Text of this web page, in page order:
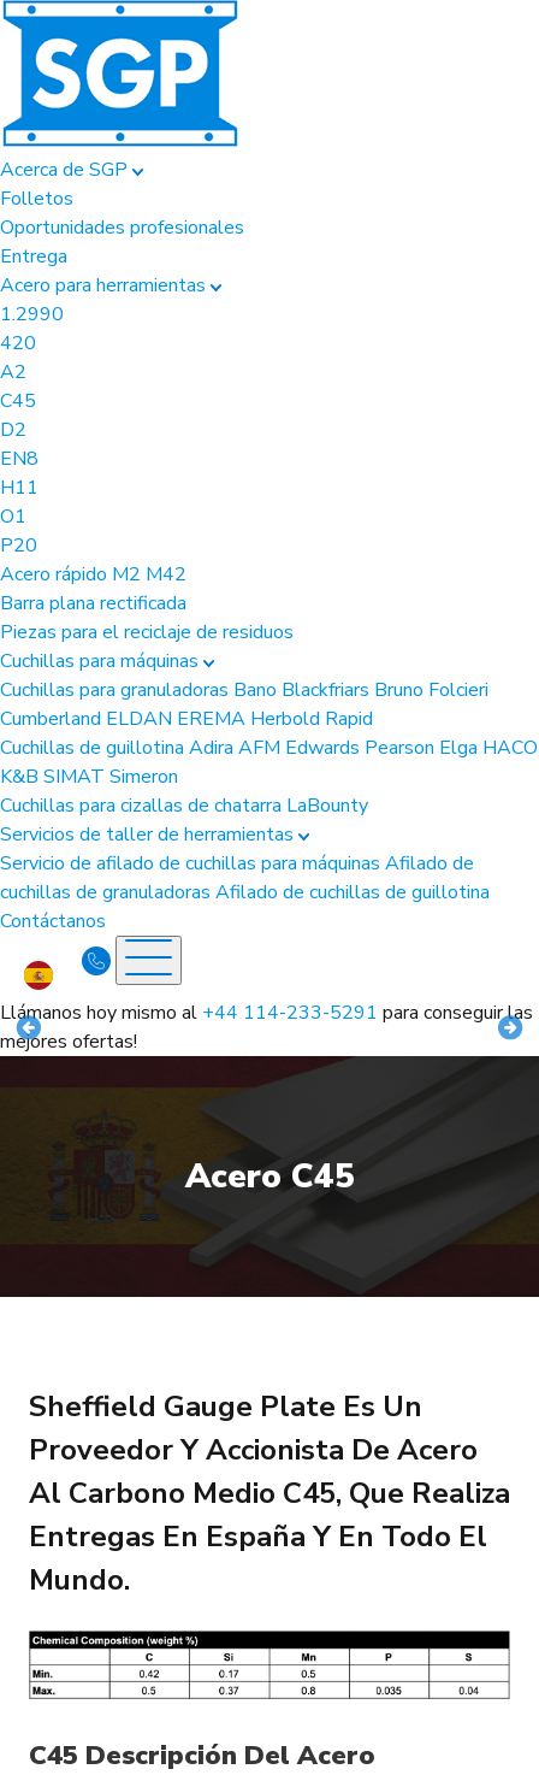
Acerca de SGP
Folletos
Oportunidades profesionales
Entrega
Acero para herramientas
1.2990
420
A2
C45
D2
EN8
H11
O1
P20
Acero rápido M2 M42
Barra plana rectificada
Piezas para el reciclaje de residuos
Cuchillas para máquinas
Cuchillas para granuladoras Bano Blackfriars Bruno Folcieri
Cumberland ELDAN EREMA Herbold Rapid
Cuchillas de guillotina Adira AFM Edwards Pearson Elga HACO
K&B SIMAT Simeron
Cuchillas para cizallas de chatarra LaBounty
Servicios de taller de herramientas
Servicio de afilado de cuchillas para máquinas Afilado de
cuchillas de granuladoras Afilado de cuchillas de guillotina
Contáctanos
Llámanos hoy mismo al +44 114-233-5291 para conseguir las
mejores ofertas!
Acero C45
Sheffield Gauge Plate Es Un
Proveedor Y Accionista De Acero
Al Carbono Medio C45, Que Realiza
Entregas En España Y En Todo El
Mundo.
C45 Descripción Del Acero